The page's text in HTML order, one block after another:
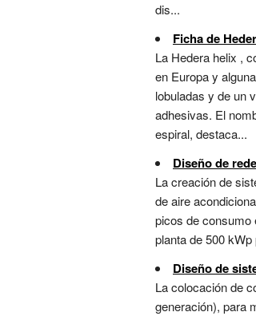
dis...
Ficha de
La Hedera helix ,
en Europa y
lobuladas y de un
adhesivas. El
espiral, destaca...
Diseño de
La creación de
de aire
picos de consumo
planta de 500
Diseño de
La colocación de
generación), para